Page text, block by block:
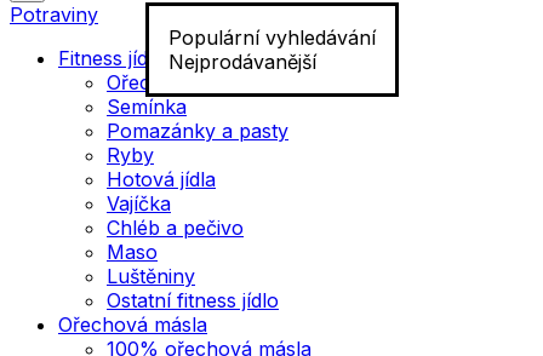
Populární vyhledávání
Nejprodávanější
Potraviny
Fitness jídlo
Ořechy
Semínka
Pomazánky a pasty
Ryby
Hotová jídla
Vajíčka
Chléb a pečivo
Maso
Luštěniny
Ostatní fitness jídlo
Ořechová másla
100% ořechová másla